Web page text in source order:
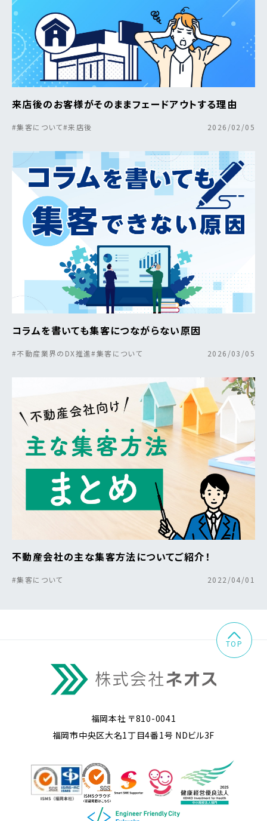
来店後のお客様がそのままフェードアウトする理由
#集客について#来店後 2026/02/05
コラムを書いても集客につながらない原因
#不動産業界のDX推進#集客について 2026/03/05
不動産会社の主な集客方法についてご紹介！
#集客について 2022/04/01
福岡本社 〒810-0041
福岡市中央区大名1丁目4番1号 NDビル3F
TOP